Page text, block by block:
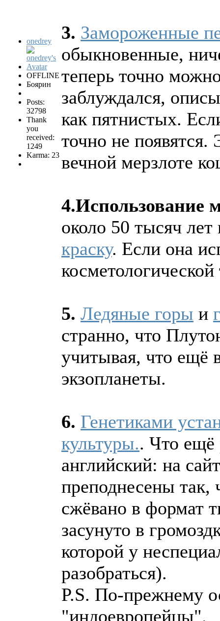
onedrey
OFFLINE
Боярин
Posts:
32798
Thank
you
received:
1249
Karma: 23
3. Замороженные
обыкновенные,
теперь точно
заблуждался,
как пятнистых.
точно не появятся.
вечной мерзлоте
4.Использование
около 50 тысяч лет
краску. Если она
5. Ледяные горы и
странно, что
учитывая, что ещё
экзопланеты.
6. Генетиками
культуры.. Что ещё
английский: на
преподнесены так,
сжёвано в формат
засунуто в
которой у
разобраться).
P.S. По-прежнему
"индоевропейцы".